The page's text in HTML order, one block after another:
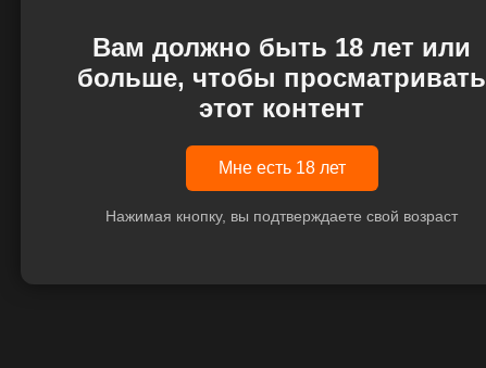
Вам должно быть 18 лет или
больше, чтобы просматривать
этот контент
Мне есть 18 лет
Нажимая кнопку, вы подтверждаете свой возраст